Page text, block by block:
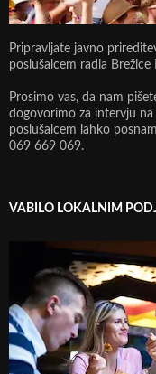
Pripravljate javno
poslušalcem radia Brežice
Prosimo vas, da nam
dogovorimo za intervju
poslušalcem lahko
069 669 069.
VABILO LOKALNIM